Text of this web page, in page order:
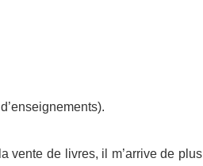
vente de livres, il m’arrive de plus